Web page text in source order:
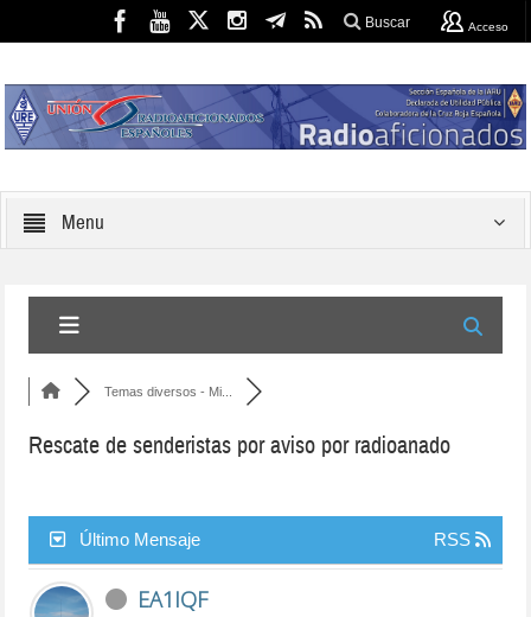
Buscar Acceso
Menu
Temas diversos - Mi...
Rescate de senderistas por aviso por radioanado
Último Mensaje RSS
EA1IQF